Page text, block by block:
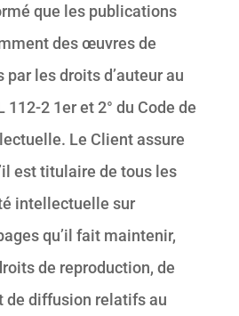
que les publications
des œuvres de
par les droits d’auteur au
112-2 1er et 2° du Code de
Le Client assure
est titulaire de tous les
intellectuelle sur
qu’il fait maintenir,
de reproduction, de
de diffusion relatifs au